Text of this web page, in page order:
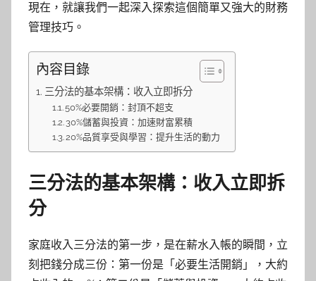
現在，就讓我們一起深入探索這個簡單又強大的財務
管理技巧。
內容目錄
三分法的基本架構：收入立即拆分
50%必要開銷：封頂不超支
30%儲蓄與投資：加速財富累積
20%品質享受與學習：提升生活的動力
三分法的基本架構：收入立即拆
分
家庭收入三分法的第一步，是在薪水入帳的瞬間，立
刻把錢分成三份：第一份是「必要生活開銷」，大約